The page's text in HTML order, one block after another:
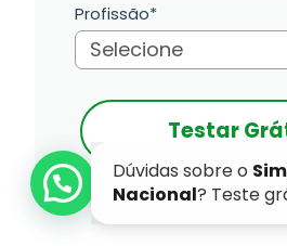
Profissão*
Testar